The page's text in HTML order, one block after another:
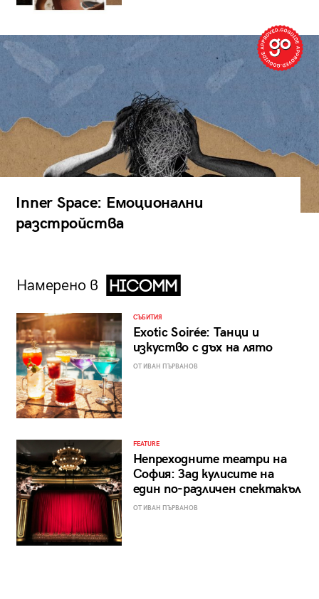
Inner Space: Емоционални
разстройства
Намерено в
СЪБИТИЯ
Exotic Soirée: Танци и
изкуство с дъх на лято
ОТ ИВАН ПЪРВАНОВ
FEATURE
Непреходните театри на
София: Зад кулисите на
един по-различен спектакъл
ОТ ИВАН ПЪРВАНОВ